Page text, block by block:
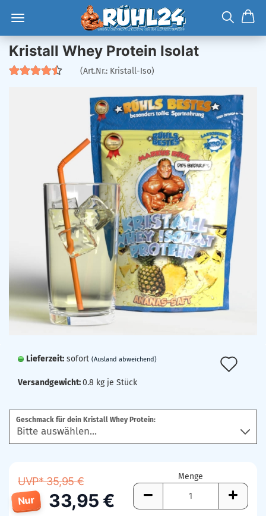
Kristall Whey Protein Isolat
(Art.Nr.: Kristall-Iso)
Lieferzeit: sofort (Ausland abweichend)
Versandgewicht:0.8 kg je Stück
Geschmack für dein Kristall Whey Protein:
UVP* 35,95 €
Nur 33,95 €
Menge